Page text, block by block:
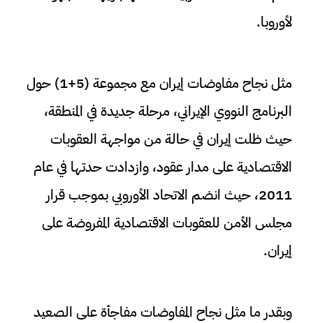
لأوروبا.
مثل نجاح مفاوضات إيران مع مجموعة (5+1) حول
البرنامج النووي الإيراني، مرحلة جديدة في المنطقة،
حيث ظلت إيران في حالة من مواجهة العقوبات
الاقتصادية على مدار عقود، وازدادت حدتها في عام
2011، حيث انضم الاتحاد الأوروبي بموجب قرار
مجلس الأمن للعقوبات الاقتصادية المفروضة على
إيران.
وبقدر ما مثل نجاح المفاوضات مفاجأة على الصعيد